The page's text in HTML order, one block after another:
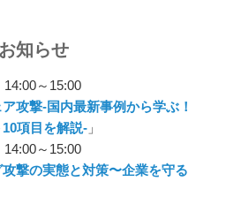
update-guide/en-US/advisory/CVE-
update-guide/en-US/advisory/CVE-
update-guide/en-US/advisory/CVE-
知らせ
～15:00
攻撃-国内最新事例から学ぶ！
項目を解説- 」
～15:00
撃の実態と対策〜企業を守る